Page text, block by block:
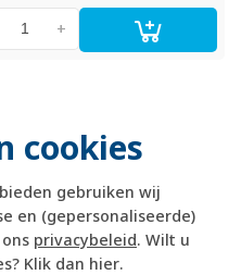
cookies
gebruiken wij
en (gepersonaliseerde)
privacybeleid. Wilt u
Klik dan hier.
+